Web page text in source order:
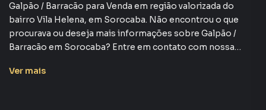
Galpão / Barracão para Venda em região valorizada do
bairro Vila Helena, em Sorocaba. Não encontrou o que
procurava ou deseja mais informações sobre Galpão /
Barracão em Sorocaba? Entre em contato com nossa
Ver mais